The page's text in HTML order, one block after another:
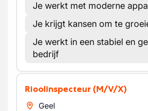
Je werkt met moderne
Je krijgt kansen om te
Je werkt in een stabiel en
bedrijf
Rioolinspecteur (M/V/X)
Geel